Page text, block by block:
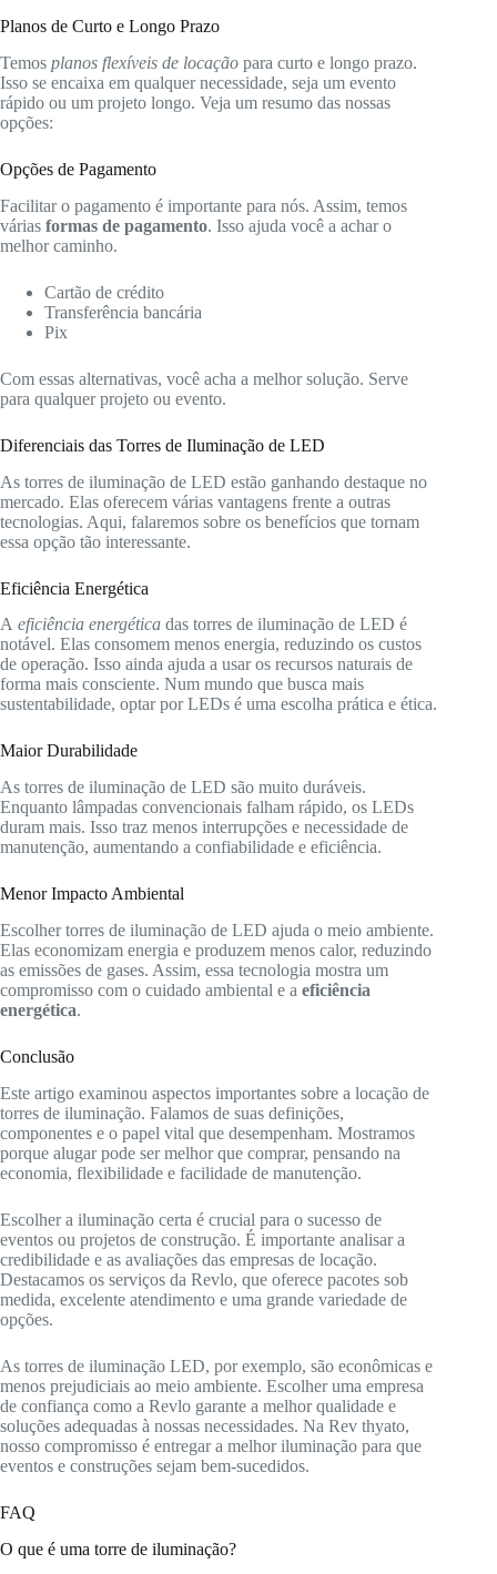
Planos de Curto e Longo Prazo
Temos planos flexíveis de locação para curto e longo prazo.
Isso se encaixa em qualquer necessidade, seja um evento
rápido ou um projeto longo. Veja um resumo das nossas
opções:
Opções de Pagamento
Facilitar o pagamento é importante para nós. Assim, temos
várias formas de pagamento. Isso ajuda você a achar o
melhor caminho.
Cartão de crédito
Transferência bancária
Pix
Com essas alternativas, você acha a melhor solução. Serve
para qualquer projeto ou evento.
Diferenciais das Torres de Iluminação de LED
As torres de iluminação de LED estão ganhando destaque no
mercado. Elas oferecem várias vantagens frente a outras
tecnologias. Aqui, falaremos sobre os benefícios que tornam
essa opção tão interessante.
Eficiência Energética
A eficiência energética das torres de iluminação de LED é
notável. Elas consomem menos energia, reduzindo os custos
de operação. Isso ainda ajuda a usar os recursos naturais de
forma mais consciente. Num mundo que busca mais
sustentabilidade, optar por LEDs é uma escolha prática e ética.
Maior Durabilidade
As torres de iluminação de LED são muito duráveis.
Enquanto lâmpadas convencionais falham rápido, os LEDs
duram mais. Isso traz menos interrupções e necessidade de
manutenção, aumentando a confiabilidade e eficiência.
Menor Impacto Ambiental
Escolher torres de iluminação de LED ajuda o meio ambiente.
Elas economizam energia e produzem menos calor, reduzindo
as emissões de gases. Assim, essa tecnologia mostra um
compromisso com o cuidado ambiental e a eficiência
energética.
Conclusão
Este artigo examinou aspectos importantes sobre a locação de
torres de iluminação. Falamos de suas definições,
componentes e o papel vital que desempenham. Mostramos
porque alugar pode ser melhor que comprar, pensando na
economia, flexibilidade e facilidade de manutenção.
Escolher a iluminação certa é crucial para o sucesso de
eventos ou projetos de construção. É importante analisar a
credibilidade e as avaliações das empresas de locação.
Destacamos os serviços da Revlo, que oferece pacotes sob
medida, excelente atendimento e uma grande variedade de
opções.
As torres de iluminação LED, por exemplo, são econômicas e
menos prejudiciais ao meio ambiente. Escolher uma empresa
de confiança como a Revlo garante a melhor qualidade e
soluções adequadas à nossas necessidades. Na Rev thyato,
nosso compromisso é entregar a melhor iluminação para que
eventos e construções sejam bem-sucedidos.
FAQ
O que é uma torre de iluminação?